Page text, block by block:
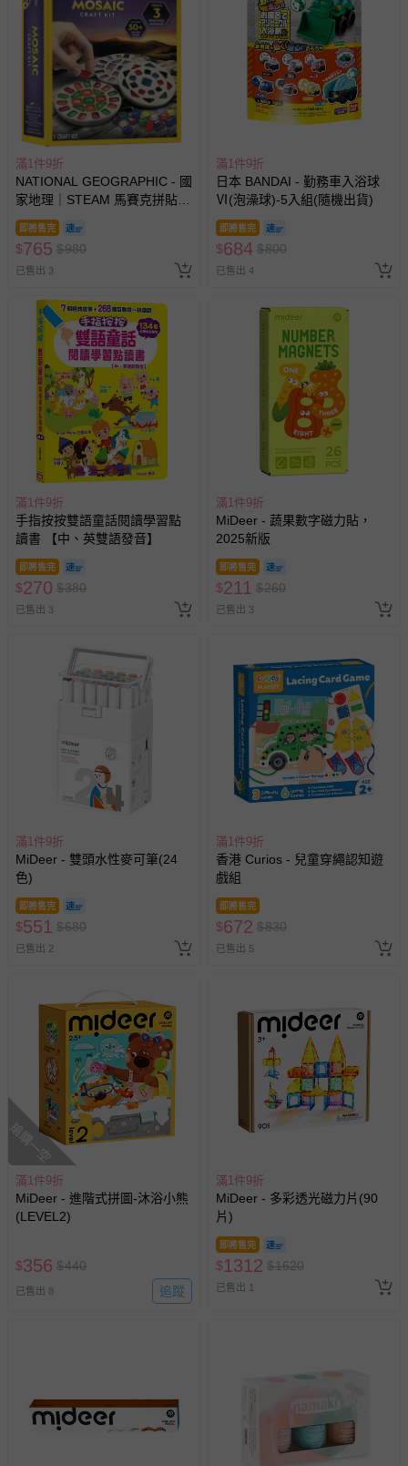
滿1件9折
NATIONAL GEOGRAPHIC - 國
家地理｜STEAM 馬賽克拼貼藝
術工作坊
即將售完
$765 $980
已售出 3
滿1件9折
日本 BANDAI - 勤務車入浴球
Ⅵ(泡澡球)-5入組(隨機出貨)
即將售完
$684 $800
已售出 4
滿1件9折
手指按按雙語童話閱讀學習點
讀書 【中、英雙語發音】
即將售完
$270 $380
已售出 3
滿1件9折
MiDeer - 蔬果數字磁力貼，
2025新版
即將售完
$211 $260
已售出 3
滿1件9折
MiDeer - 雙頭水性麥可筆(24
色)
即將售完
$551 $680
已售出 2
滿1件9折
香港 Curios - 兒童穿繩認知遊
戲組
即將售完
$672 $830
已售出 5
搶購一空
滿1件9折
MiDeer - 進階式拼圖-沐浴小熊
(LEVEL2)
$356 $440
已售出 8 追蹤
滿1件9折
MiDeer - 多彩透光磁力片(90
片)
即將售完
$1312 $1620
已售出 1